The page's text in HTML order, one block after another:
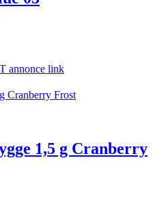
annonce link
1,5 g Cranberry